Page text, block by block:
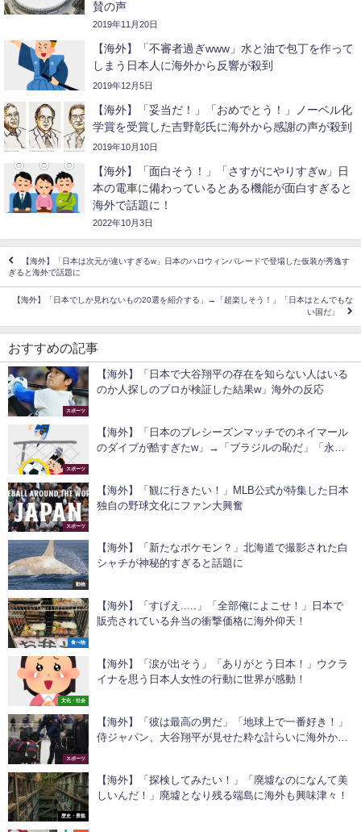
賛の声
2019年11月20日
【海外】「不審者過ぎwww」水と油で包丁を作って
しまう日本人に海外から反響が殺到
2019年12月5日
【海外】「妥当だ！」「おめでとう！」ノーベル化
学賞を受賞した吉野彰氏に海外から感謝の声が殺到
2019年10月10日
【海外】「面白そう！」「さすがにやりすぎw」日
本の電車に備わっているとある機能が面白すぎると
海外で話題に！
2022年10月3日
【海外】「日本は次元が違いすぎるw」日本のハロウィンパレードで登場した仮装が秀逸す
ぎると海外で話題に
【海外】「日本でしか見れないもの20選を紹介する」→「超楽しそう！」「日本はとんでもな
い国だ」
おすすめの記事
スポーツ
【海外】「日本で大谷翔平の存在を知らない人はいる
のか人探しのプロが検証した結果w」海外の反応
スポーツ
【海外】「日本のプレシーズンマッチでのネイマール
のダイブが酷すぎたw」→「ブラジルの恥だ」「永久
スポーツ
【海外】「観に行きたい！」MLB公式が特集した日本
独自の野球文化にファン大興奮
動物
【海外】「新たなポケモン？」北海道で撮影された白
シャチが神秘的すぎると話題に
食べ物
【海外】「すげえ.....」「全部俺によこせ！」日本で
販売されている弁当の衝撃価格に海外仰天！
文化・社会
【海外】「涙が出そう」「ありがとう日本！」ウクラ
イナを思う日本人女性の行動に世界が感動！
スポーツ
【海外】「彼は最高の男だ」「地球上で一番好き！」
侍ジャパン、大谷翔平が見せた粋な計らいに海外から
歴史・景観
【海外】「探検してみたい！」「廃墟なのになんて美
しいんだ！」廃墟となり残る端島に海外も興味津々！